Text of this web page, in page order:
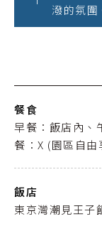
潑的氛圍。
餐食
早餐：飯店內、
餐：X (園區自
飯店
東京灣潮見王